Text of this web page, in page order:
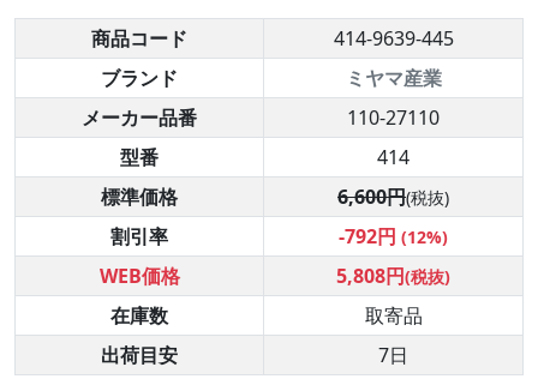
商品コード
414-9639-445
ブランド
ミヤマ産業
メーカー品番
110-27110
型番
414
標準価格
6,600円(税抜)
割引率 -792円 (12%)
WEB価格 5,808円(税抜)
在庫数
取寄品
出荷目安
7日